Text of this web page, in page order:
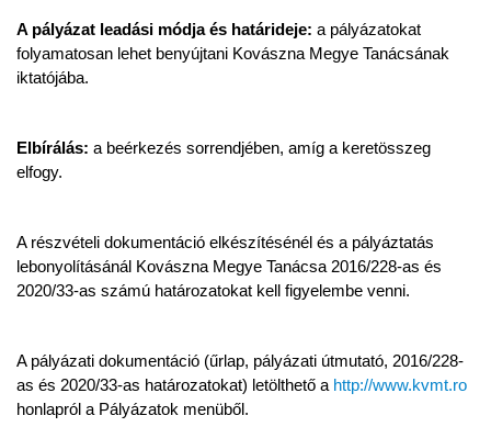
A pályázat leadási módja és határideje: a pályázatokat
folyamatosan lehet benyújtani Kovászna Megye Tanácsának
iktatójába.
Elbírálás: a beérkezés sorrendjében, amíg a keretösszeg
elfogy.
A részvételi dokumentáció elkészítésénél és a pályáztatás
lebonyolításánál Kovászna Megye Tanácsa 2016/228-as és
2020/33-as számú határozatokat kell figyelembe venni.
A pályázati dokumentáció (űrlap, pályázati útmutató, 2016/228-
as és 2020/33-as határozatokat) letölthető a http://www.kvmt.ro
honlapról a Pályázatok menüből.